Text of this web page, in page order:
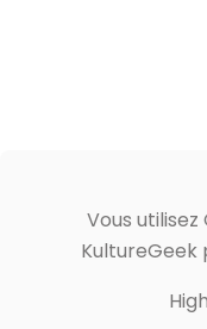
Vous utilisez
KultureGeek